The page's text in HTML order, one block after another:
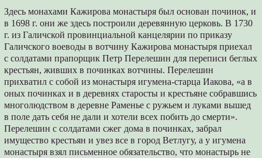
Здесь монахами Кажирова монастыря был основан починок, и
в 1698 г. они же здесь построили деревянную церковь. В 1730
г. из Галичской провинциальной канцелярии по приказу
Галичского воеводы в вотчину Кажирова монастыря приехал
с солдатами прапорщик Петр Перелешин для переписи беглых
крестьян, живших в починках вотчины. Перелешин
прихватил с собой из монастыря игумена-старца Иакова, «а в
оных починках и в деревнях старосты и крестьяне собравшись
многолюдством в деревне Раменье с ружьем и луками вышед
в поле дать себя не дали и хотели всех побить до смерти».
Перелешин с солдатами сжег дома в починках, забрал
имущество крестьян и увез все в город Ветлугу, а у игумена
монастыря взял письменное обязательство, что монастырь не